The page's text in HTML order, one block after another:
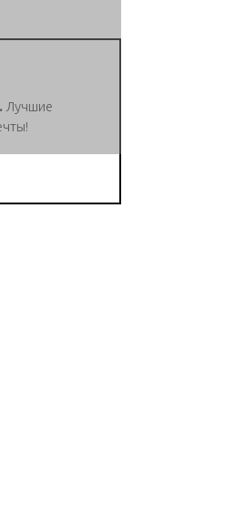
Лучшие